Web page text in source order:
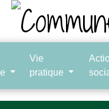
Vie
pratique